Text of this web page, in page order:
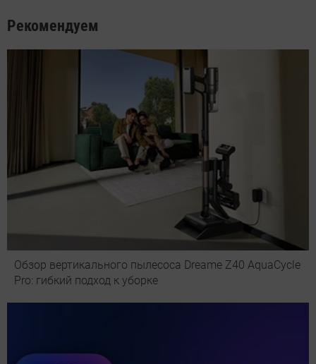
Рекомендуем
Обзор вертикального пылесоса Dreame Z40 AquaCycle
Pro: гибкий подход к уборке